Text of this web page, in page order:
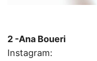
2 -Ana Boueri
Instagram: